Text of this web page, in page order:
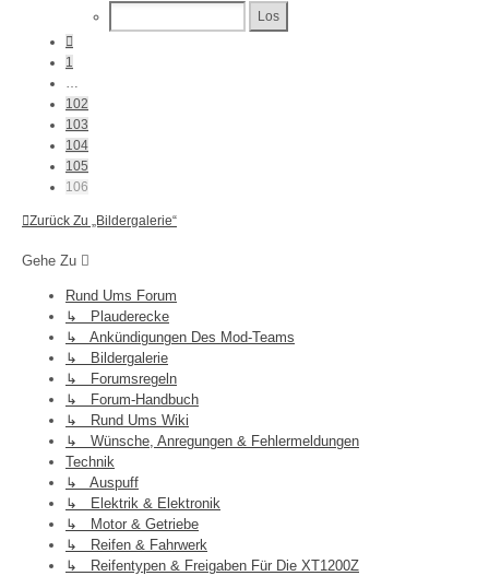
106
1
…
102
103
104
105
106
Zurück Zu „Bildergalerie“
Gehe Zu
Rund Ums Forum
↳ Plauderecke
↳ Ankündigungen Des Mod-Teams
↳ Bildergalerie
↳ Forumsregeln
↳ Forum-Handbuch
↳ Rund Ums Wiki
↳ Wünsche, Anregungen & Fehlermeldungen
Technik
↳ Auspuff
↳ Elektrik & Elektronik
↳ Motor & Getriebe
↳ Reifen & Fahrwerk
↳ Reifentypen & Freigaben Für Die XT1200Z